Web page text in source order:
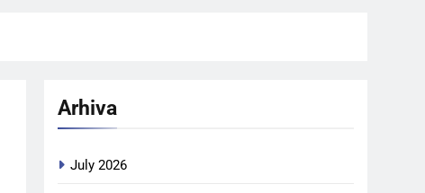
Arhiva
July 2026